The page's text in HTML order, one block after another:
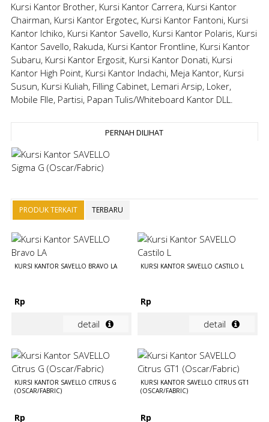
Kursi Kantor Brother, Kursi Kantor Carrera, Kursi Kantor
Chairman, Kursi Kantor Ergotec, Kursi Kantor Fantoni, Kursi
Kantor Ichiko, Kursi Kantor Savello, Kursi Kantor Polaris, Kursi
Kantor Savello, Rakuda, Kursi Kantor Frontline, Kursi Kantor
Subaru, Kursi Kantor Ergosit, Kursi Kantor Donati, Kursi
Kantor High Point, Kursi Kantor Indachi, Meja Kantor, Kursi
Susun, Kursi Kuliah, Filling Cabinet, Lemari Arsip, Loker,
Mobile FIle, Partisi, Papan Tulis/Whiteboard Kantor DLL.
PERNAH DILIHAT
PRODUK TERKAIT TERBARU
KURSI KANTOR SAVELLO BRAVO LA
Rp
detail
KURSI KANTOR SAVELLO CASTILO L
Rp
detail
KURSI KANTOR SAVELLO CITRUS G
(OSCAR/FABRIC)
Rp
KURSI KANTOR SAVELLO CITRUS GT1
(OSCAR/FABRIC)
Rp